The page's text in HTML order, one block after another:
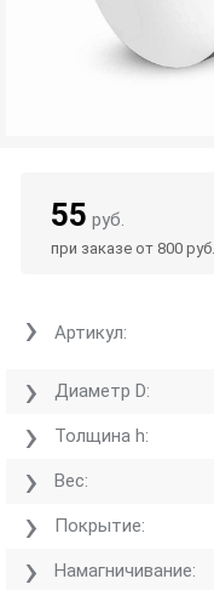
55 руб.
при заказе от 800 руб.
Артикул:
Диаметр D:
Толщина h:
Вес:
Покрытие:
Намагничивание: